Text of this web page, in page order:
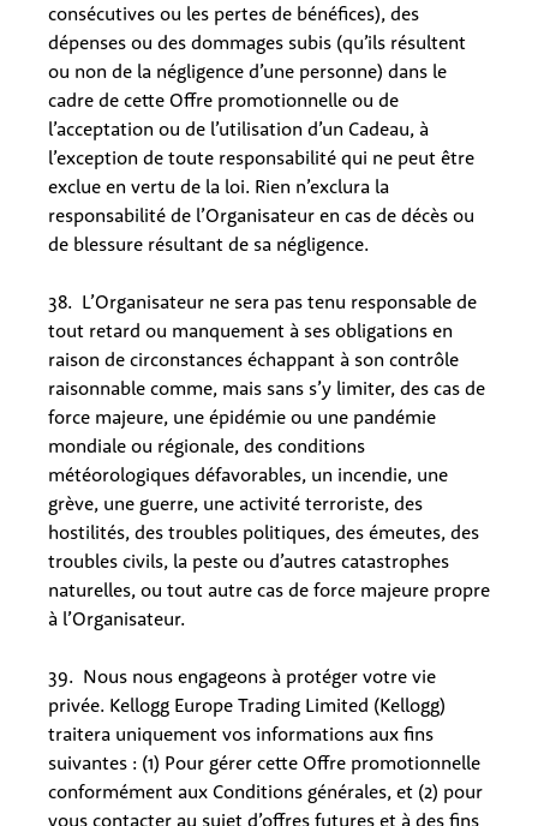
consécutives ou les pertes de bénéfices), des
dépenses ou des dommages subis (qu’ils résultent
ou non de la négligence d’une personne) dans le
cadre de cette Offre promotionnelle ou de
l’acceptation ou de l’utilisation d’un Cadeau, à
l’exception de toute responsabilité qui ne peut être
exclue en vertu de la loi. Rien n’exclura la
responsabilité de l’Organisateur en cas de décès ou
de blessure résultant de sa négligence.
38. L’Organisateur ne sera pas tenu responsable de
tout retard ou manquement à ses obligations en
raison de circonstances échappant à son contrôle
raisonnable comme, mais sans s’y limiter, des cas de
force majeure, une épidémie ou une pandémie
mondiale ou régionale, des conditions
météorologiques défavorables, un incendie, une
grève, une guerre, une activité terroriste, des
hostilités, des troubles politiques, des émeutes, des
troubles civils, la peste ou d’autres catastrophes
naturelles, ou tout autre cas de force majeure propre
à l’Organisateur.
39. Nous nous engageons à protéger votre vie
privée. Kellogg Europe Trading Limited (Kellogg)
traitera uniquement vos informations aux fins
suivantes : (1) Pour gérer cette Offre promotionnelle
conformément aux Conditions générales, et (2) pour
vous contacter au sujet d’offres futures et à des fins